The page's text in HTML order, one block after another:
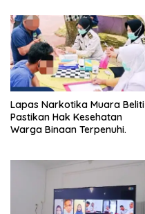
Lapas Narkotika Muara Beliti
Pastikan Hak Kesehatan
Warga Binaan Terpenuhi.